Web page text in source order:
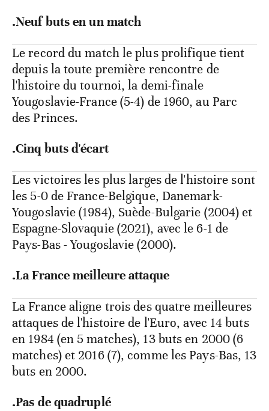
.Neuf buts en un match
Le record du match le plus prolifique tient
depuis la toute première rencontre de
l'histoire du tournoi, la demi-finale
Yougoslavie-France (5-4) de 1960, au Parc
des Princes.
.Cinq buts d'écart
Les victoires les plus larges de l'histoire sont
les 5-0 de France-Belgique, Danemark-
Yougoslavie (1984), Suède-Bulgarie (2004) et
Espagne-Slovaquie (2021), avec le 6-1 de
Pays-Bas - Yougoslavie (2000).
.La France meilleure attaque
La France aligne trois des quatre meilleures
attaques de l'histoire de l'Euro, avec 14 buts
en 1984 (en 5 matches), 13 buts en 2000 (6
matches) et 2016 (7), comme les Pays-Bas, 13
buts en 2000.
.Pas de quadruplé